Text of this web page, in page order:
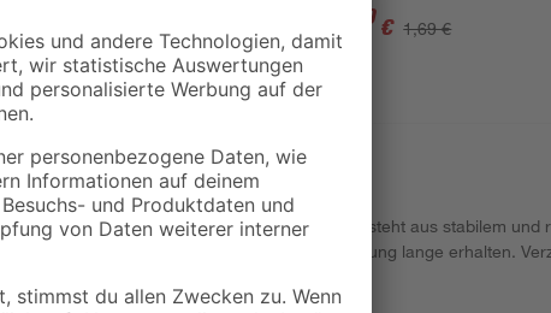
3
0,80 € / Liter
1 49 € 1,69 €
Der Klingelknopf aus dem Hause Heidemann besteht aus stabilem und
Dadurch bleibt er Ihnen bei regelmäßiger Reinigung lange erhalten.